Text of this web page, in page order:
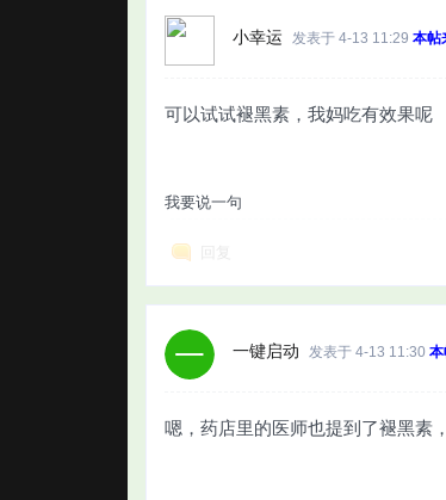
小幸运 发表于 4-13 11:29 本
可以试试褪黑素，我妈吃有效果呢
我要说一句
一键启动 发表于 4-13 11:30
嗯，药店里的医师也提到了褪黑素